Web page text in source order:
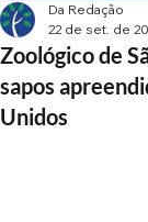
Zoológico de
sapos
Unidos
Da Redação
22 de set. de